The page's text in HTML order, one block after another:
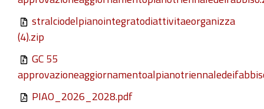
stralciodelpianointegratodiattivitaeorganizza
(4).zip
GC 55
PIAO_2026_2028.pdf